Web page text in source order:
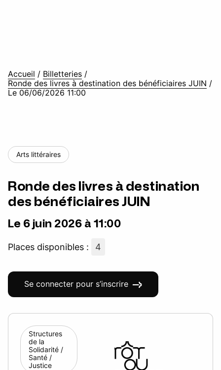
Accueil / Billetteries /
Ronde des livres à destination des bénéficiaires JUIN /
Le 06/06/2026 11:00
Arts littéraires
Ronde des livres à destination
des bénéficiaires JUIN
Le 6 juin 2026 à 11:00
Places disponibles : 4
Se connecter pour s’inscrire
Structures
de la
Solidarité /
Santé /
Justice